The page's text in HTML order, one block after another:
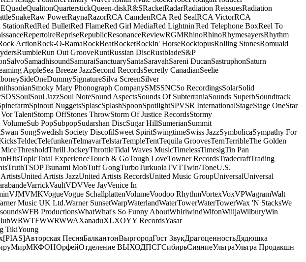
QuadeQualitonQuarterstickQueen-diskR&SRacketRadarRadiation ReissuesRadiation
Raw PowerRaynaRazorRCA CamdenRCA Red SealRCA VictorRCA
StationRedRed BulletRed FlameRed Girl MediaRed Lightnin'Red Telephone BoxReel To
RepertoireRepriseRepublicResonanceReviewRGMRhinoRhinoRhymesayersRhythm
ActionRock-O-RamaRockBeatRocketRockin' HorseRocktopusRolling StonesRomuald
RumbleRun Out GrooveRuntRussian DiscRustbladeS&P
SalvoSamadhisoundSamuraiSanctuarySantaSaravahSareni DucanSastruphonSaturn
AppleSea Breeze JazzSecond RecordsSecretly CanadianSeelie
SideOneDummySignatureSilva ScreenSilver
Smoky Mary Phonograph CompanySMSSNCSo RecordingsSolarSolid
SOSSoulSoul JazzSoul NoteSound AspectsSounds Of SubterraniaSounds SuperbSoundtrack
Spinout NuggetsSplascSplashSpoonSpotlightSPVSR InternationalStageStage OneStar
TalentStomp OffStones ThrowStorm Of Justice RecordsStormy
VolumeSub PopSubpopSudarshan DiscSugar HillSumerianSummit
Swan SongSwedish Society DiscofilSweet SpiritSwingtimeSwiss JazzSymbolicaSympathy For
TeldecTelefunkenTelmavarTelstarTempleTentTequila GroovesTernTerribleThe Golden
ThresholdThrill JockeyThrottleTidal Waves MusicTimelessTimesigTin Pan
TopicTotal ExperienceTouch & GoTough LoveTowner RecordsTradecraftTrading
TruthTSOPTsunami MobTuff GongTurboTurkuolaTVTTwin/ToneU.S.
United Artists JazzUnited Artists RecordsUnited Music GroupUniversalUniversal
VarrickVaultVDVVee JayVenice In
VJMVMKVogueVogue SchallplattenVolumeVoodoo RhythmVortexVoxVPWagramWalt
Music UK Ltd.Warner SunsetWarpWaterlandWaterTowerWaterTowerWax 'N StacksWe
WFB ProductionsWhatWhat's So Funny AboutWhirlwindWifonWiiijaWilburyWin
WRWTFWWRWWAXanaduXLXOYY RecordsYasar
TikiYoung
[PIAS]Авторская ПесняБалкантонВыргородГост ЗвукДрагоценностьДядюшка
МКФОНОрфейОтделение ВЫХОДПСГСибирьСияниеУльтраУльтра Продакшн